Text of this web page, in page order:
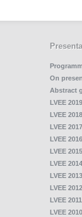
On
Abstract
LVEE
LVEE
LVEE
LVEE
LVEE
LVEE
LVEE
LVEE
LVEE
LVEE